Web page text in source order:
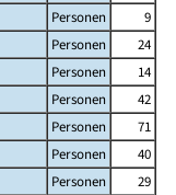
Personen
9
Personen
24
Personen
14
Personen
42
Personen
71
Personen
40
Personen
29